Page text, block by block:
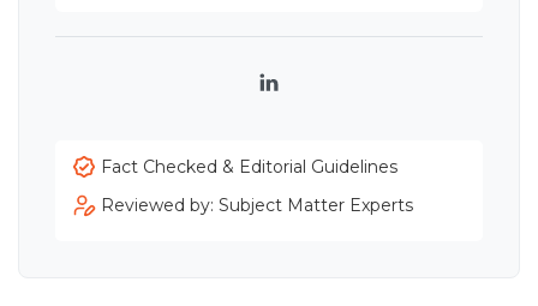
LinkedIn
Fact Checked & Editorial Guidelines
Reviewed by: Subject Matter Experts